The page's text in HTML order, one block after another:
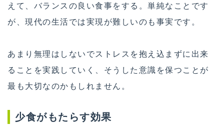
えて、バランスの良い食事をする。単純なことです
が、現代の生活では実現が難しいのも事実です。
あまり無理はしないでストレスを抱え込まずに出来
ることを実践していく、そうした意識を保つことが
最も大切なのかもしれません。
少食がもたらす効果